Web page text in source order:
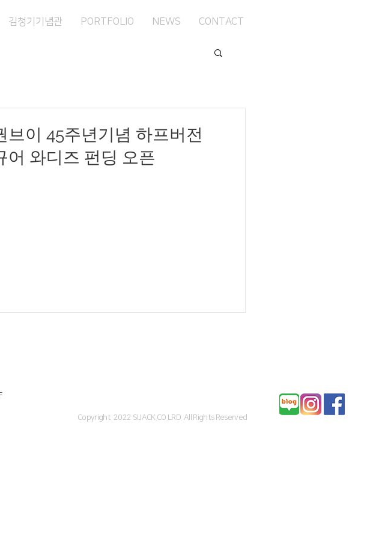
김청기기념관 PORTFOLIO NEWS CONTACT
브이 45주년기념 하프버전
어 와디즈 펀딩 오픈
Copyright 2022 SIJACK.CO.LRD. All Rights Reserved